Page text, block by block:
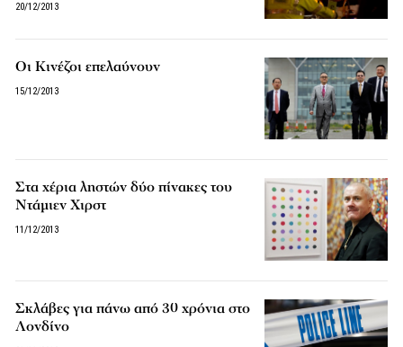
20/12/2013
Οι Κινέζοι επελαύνουν
15/12/2013
Στα χέρια ληστών δύο πίνακες του
Ντάμιεν Χιρστ
11/12/2013
Σκλάβες για πάνω από 30 χρόνια στο
Λονδίνο